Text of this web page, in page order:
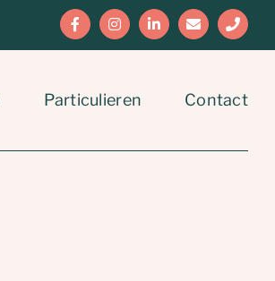
FacebookInstagramLinkedIn
E-
mail
Phone
Particulieren Contact